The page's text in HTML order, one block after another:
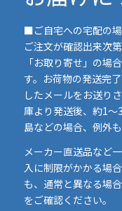
■ご自宅への宅配の
ご注文が確認出来次
「お取り寄せ」の場
す。お荷物の発送完
したメールをお送り
庫より発送後、約1～
島などの場合、例外
メーカー直送品など
入に制限がかかる場
も、通常と異なる場
をご確認ください。